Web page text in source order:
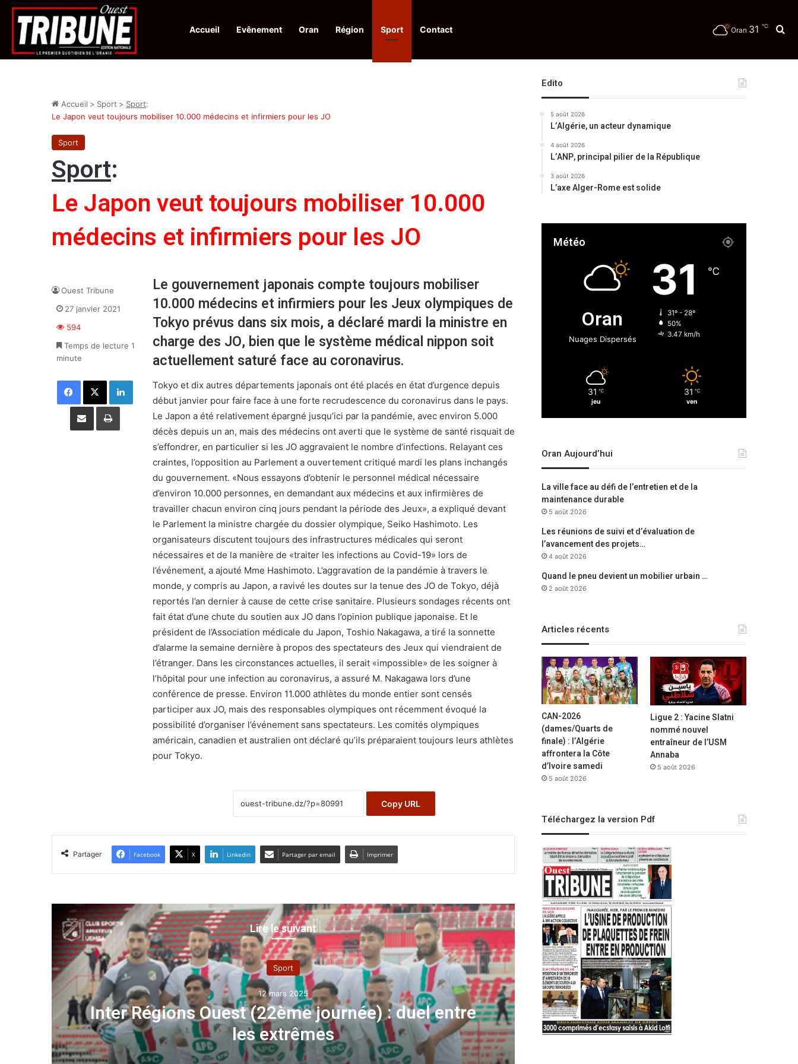
Accueil Evênement Oran Région Sport Contact Oran 31 ℃
Infos en Direct: Protection de la ville sainte d’El-Qods : l’Algérie appelle à une action collective
Accueil > Sport > Sport:
Le Japon veut toujours mobiliser 10.000 médecins et infirmiers pour les JO
Sport
Sport:
Le Japon veut toujours mobiliser 10.000
médecins et infirmiers pour les JO
Le gouvernement japonais compte toujours mobiliser
10.000 médecins et infirmiers pour les Jeux olympiques de
Tokyo prévus dans six mois, a déclaré mardi la ministre en
charge des JO, bien que le système médical nippon soit
actuellement saturé face au coronavirus.
Tokyo et dix autres départements japonais ont été placés en état d’urgence depuis
début janvier pour faire face à une forte recrudescence du coronavirus dans le pays.
Le Japon a été relativement épargné jusqu’ici par la pandémie, avec environ 5.000
décès depuis un an, mais des médecins ont averti que le système de santé risquait de
s’effondrer, en particulier si les JO aggravaient le nombre d’infections. Relayant ces
craintes, l’opposition au Parlement a ouvertement critiqué mardi les plans inchangés
du gouvernement. «Nous essayons d’obtenir le personnel médical nécessaire
d’environ 10.000 personnes, en demandant aux médecins et aux infirmières de
travailler chacun environ cinq jours pendant la période des Jeux», a expliqué devant
le Parlement la ministre chargée du dossier olympique, Seiko Hashimoto. Les
organisateurs discutent toujours des infrastructures médicales qui seront
nécessaires et de la manière de «traiter les infections au Covid-19» lors de
l’événement, a ajouté Mme Hashimoto. L’aggravation de la pandémie à travers le
monde, y compris au Japon, a ravivé les doutes sur la tenue des JO de Tokyo, déjà
reportés l’an dernier à cause de cette crise sanitaire. Plusieurs sondages récents ont
fait état d’une chute du soutien aux JO dans l’opinion publique japonaise. Et le
président de l’Association médicale du Japon, Toshio Nakagawa, a tiré la sonnette
d’alarme la semaine dernière à propos des spectateurs des Jeux qui viendraient de
l’étranger. Dans les circonstances actuelles, il serait «impossible» de les soigner à
l’hôpital pour une infection au coronavirus, a assuré M. Nakagawa lors d’une
conférence de presse. Environ 11.000 athlètes du monde entier sont censés
participer aux JO, mais des responsables olympiques ont récemment évoqué la
possibilité d’organiser l’événement sans spectateurs. Les comités olympiques
américain, canadien et australien ont déclaré qu’ils préparaient toujours leurs athlètes
pour Tokyo.
Copy URL
Ouest Tribune
27 janvier 2021
594
Temps de lecture 1
minute
Facebook X Linkedin
Partager par email Imprimer
Partager Facebook X Linkedin Partager par email Imprimer
Lire le suivant
Sport
12 mars 2025
Inter Régions Ouest (22ème journée) : duel entre
les extrêmes
MCA : Khelif (JSS) cinquième
Edito
5 août 2026
L’Algérie, un acteur dynamique
4 août 2026
L’ANP, principal pilier de la République
3 août 2026
L’axe Alger-Rome est solide
Météo
Oran
Nuages Dispersés
31 ℃
31º - 28º
50%
3.47 km/h
31 ℃
jeu
31 ℃
ven
Oran Aujourd’hui
La ville face au défi de l’entretien et de la
maintenance durable
5 août 2026
Les réunions de suivi et d’évaluation de
l’avancement des projets…
4 août 2026
Quand le pneu devient un mobilier urbain …
2 août 2026
Articles récents
CAN-2026
(dames/Quarts de
finale) : l’Algérie
affrontera la Côte
d’Ivoire samedi
5 août 2026
Ligue 2 : Yacine Slatni
nommé nouvel
entraîneur de l’USM
Annaba
5 août 2026
Téléchargez la version Pdf